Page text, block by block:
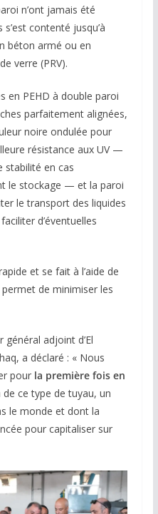
n’ont jamais été
contenté jusqu’à
béton armé ou en
verre (PRV).
en PEHD à double paroi
parfaitement alignées,
noire ondulée pour
résistance aux UV —
stabilité en cas
le stockage — et la paroi
le transport des liquides
d’éventuelles
et se fait à l’aide de
de minimiser les
adjoint d’El
a déclaré : « Nous
pour la première fois en
ce type de tuyau, un
le monde et dont la
pour capitaliser sur